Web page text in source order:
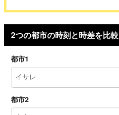
2つの都市の時刻と時差を比較
都市1
都市2